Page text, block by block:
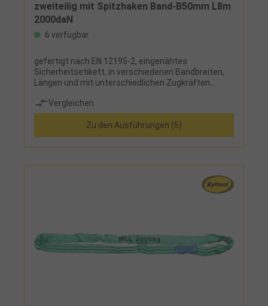
zweiteilig mit Spitzhaken Band-B50mm L8m
2000daN
6 verfügbar
gefertigt nach EN 12195-2, eingenähtes
Sicherheitsetikett, in verschiedenen Bandbreiten,
Längen und mit unterschiedlichen Zugkräften
ohne Transportsicherung, Länge 134 mm Cargo:
Standardratsche mit Transportsicherung, Länge
230 mm Ergo Plus: Langhebelzugratsche mit
Feinverzahnung, Doppelzahnkranz,
Transportsicherung, Label in Schlaufe geschützt,
Vergleichen
Zu den Ausführungen (5)